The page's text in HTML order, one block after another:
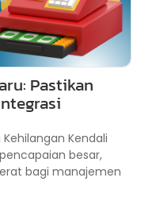
Pastikan
Kendali
besar,
bagi manajemen